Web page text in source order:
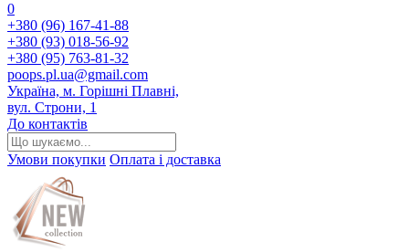
0
+380 (96) 167-41-88
+380 (93) 018-56-92
+380 (95) 763-81-32
poops.pl.ua@gmail.com
Україна, м. Горішні Плавні,
вул. Строни, 1
До контактів
Умови покупки Оплата і доставка